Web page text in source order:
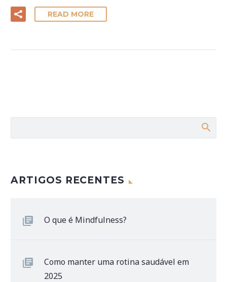
READ MORE
ARTIGOS RECENTES
O que é Mindfulness?
Como manter uma rotina saudável em
2025